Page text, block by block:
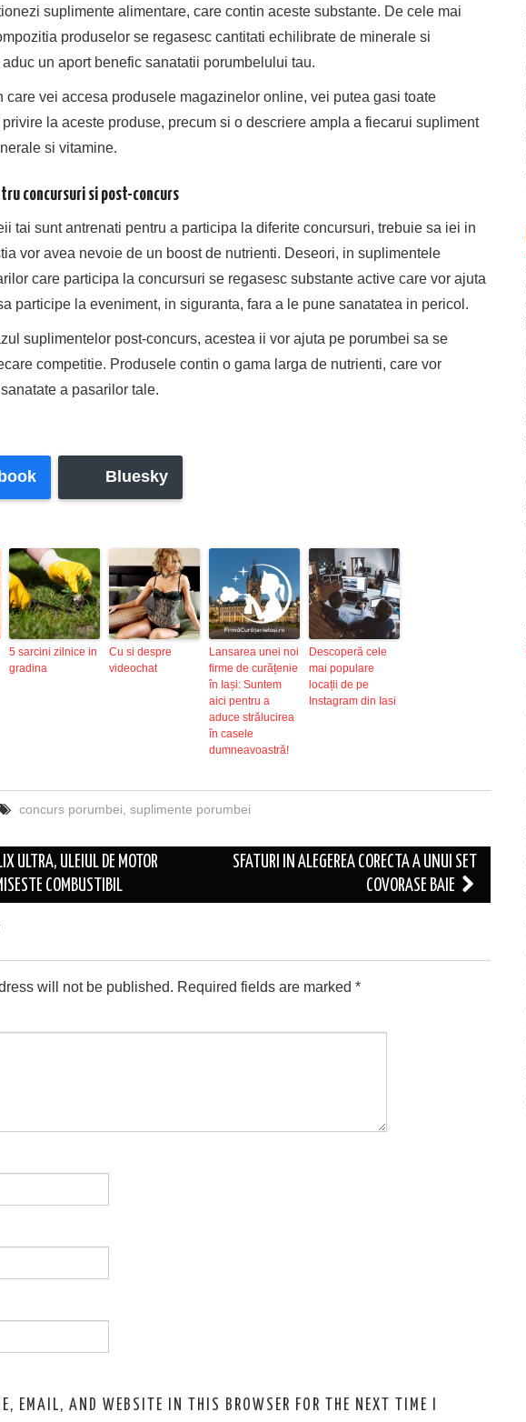
suplimente alimentare, care contin aceste substante. De cele mai
produselor se regasesc cantitati echilibrate de minerale si
un aport benefic sanatatii porumbelului tau.
care vei accesa produsele magazinelor online, vei putea gasi toate
la aceste produse, precum si o descriere ampla a fiecarui supliment
si vitamine.
concursuri si post-concurs
tai sunt antrenati pentru a participa la diferite concursuri, trebuie sa iei in
vor avea nevoie de un boost de nutrienti. Deseori, in suplimentele
care participa la concursuri se regasesc substante active care vor ajuta
participe la eveniment, in siguranta, fara a le pune sanatatea in pericol.
suplimentelor post-concurs, acestea ii vor ajuta pe porumbei sa se
competitie. Produsele contin o gama larga de nutrienti, care vor
a pasarilor tale.
Bluesky
5 sarcini zilnice in
gradina
Cu si despre
videochat
Lansarea unei noi
firme de curățenie
în Iași: Suntem
aici pentru a
aduce strălucirea
în casele
dumneavoastră!
Descoperă cele
mai populare
locații de pe
Instagram din Iasi
concurs porumbei suplimente porumbei
ULTRA, ULEIUL DE MOTOR
COMBUSTIBIL
SFATURI IN ALEGEREA CORECTA A UNUI SET
COVORASE BAIE
will not be published. Required fields are marked *
EMAIL, AND WEBSITE IN THIS BROWSER FOR THE NEXT TIME I